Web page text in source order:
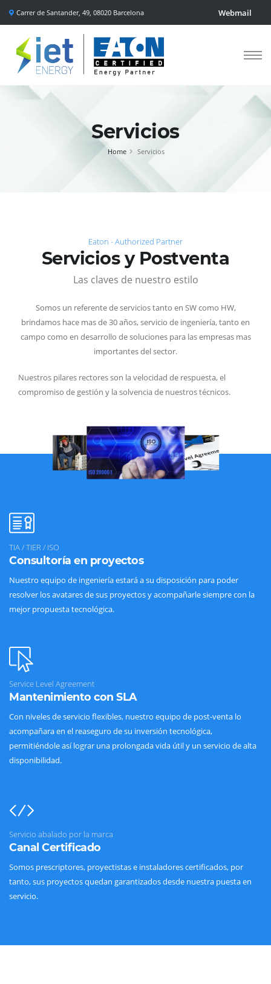
Carrer de Santander, 49, 08020 Barcelona Webmail
Servicios
Home Servicios
Eaton - Authorized Partner
Servicios y Postventa
Las claves de nuestro estilo
Somos un referente de servicios tanto en SW como HW,
brindamos hace mas de 30 años, servicio de ingeniería, tanto en
campo como en desarrollo de soluciones para las empresas mas
importantes del sector.
Nuestros pilares rectores son la velocidad de respuesta, el
compromiso de gestión y la solvencia de nuestros técnicos.
TIA / TIER / ISO
Consultoría en proyectos
Nuestro equipo de ingeniería estará a su disposición para poder
resolver los avatares de sus proyectos y acompañarle siempre con la
mejor propuesta tecnológica.
Service Level Agreement
Mantenimiento con SLA
Con niveles de servicio flexibles, nuestro equipo de post-venta lo
acompañara en el reaseguro de su inversión tecnológica,
permitiéndole así lograr una prolongada vida útil y un servicio de alta
disponibilidad.
Servicio abalado por la marca
Canal Certificado
Somos prescriptores, proyectistas e instaladores certificados, por
tanto, sus proyectos quedan garantizados desde nuestra puesta en
servicio.